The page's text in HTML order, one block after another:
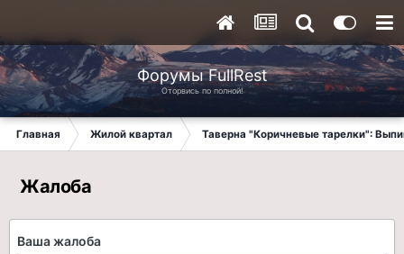
Форумы FullRest
Оторвись по полной!
Главная Жилой квартал Таверна "Коричневые тарелки":
Жалоба
Ваша жалоба